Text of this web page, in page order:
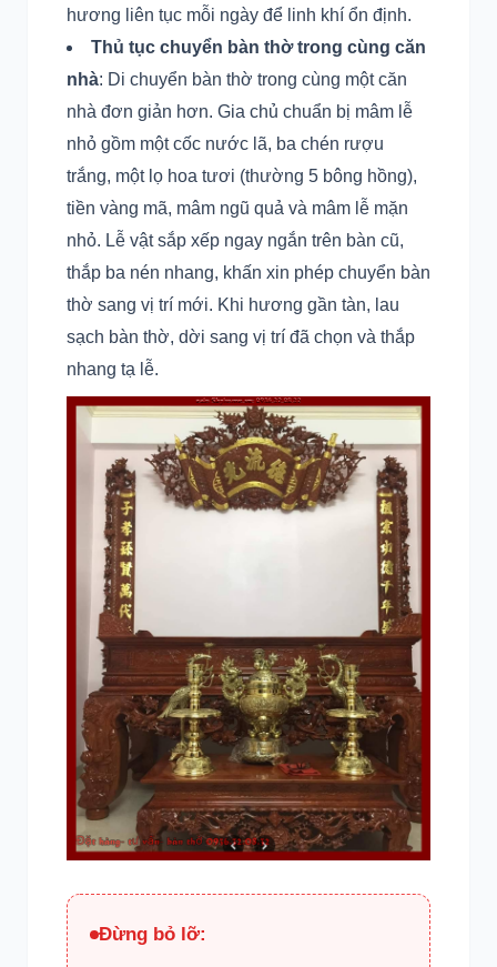
hương liên tục mỗi ngày để linh khí ổn định.
Thủ tục chuyển bàn thờ trong cùng căn
nhà: Di chuyển bàn thờ trong cùng một căn
nhà đơn giản hơn. Gia chủ chuẩn bị mâm lễ
nhỏ gồm một cốc nước lã, ba chén rượu
trắng, một lọ hoa tươi (thường 5 bông hồng),
tiền vàng mã, mâm ngũ quả và mâm lễ mặn
nhỏ. Lễ vật sắp xếp ngay ngắn trên bàn cũ,
thắp ba nén nhang, khấn xin phép chuyển bàn
thờ sang vị trí mới. Khi hương gần tàn, lau
sạch bàn thờ, dời sang vị trí đã chọn và thắp
nhang tạ lễ.
Đừng bỏ lỡ: